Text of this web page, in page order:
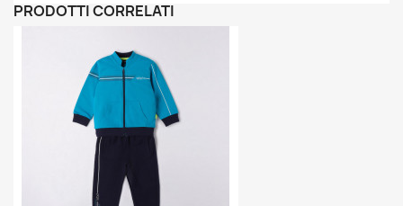
PRODOTTI CORRELATI